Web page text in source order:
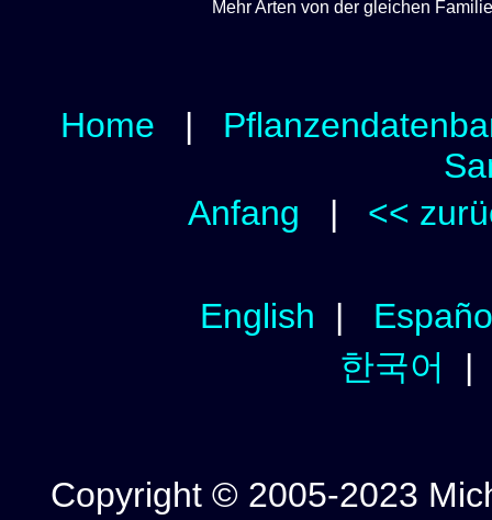
Mehr Arten von der gleichen
Home |
Anfang | <<
English |
한국어
Copyright © 2005-2023